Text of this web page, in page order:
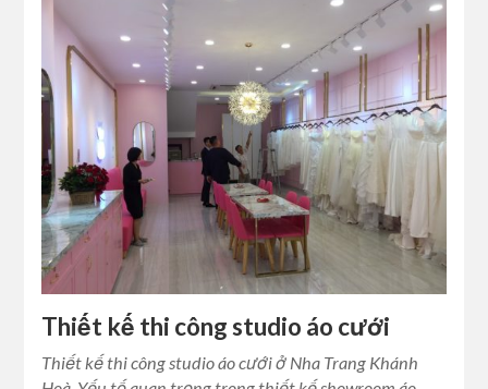
Thiết kế thi công studio áo cưới
Thiết kế thi công studio áo cưới ở Nha Trang Khánh